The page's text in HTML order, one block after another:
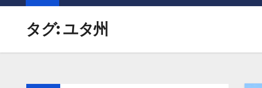
タグ:ユタ州